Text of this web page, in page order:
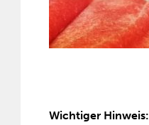
Wichtiger Hinweis: